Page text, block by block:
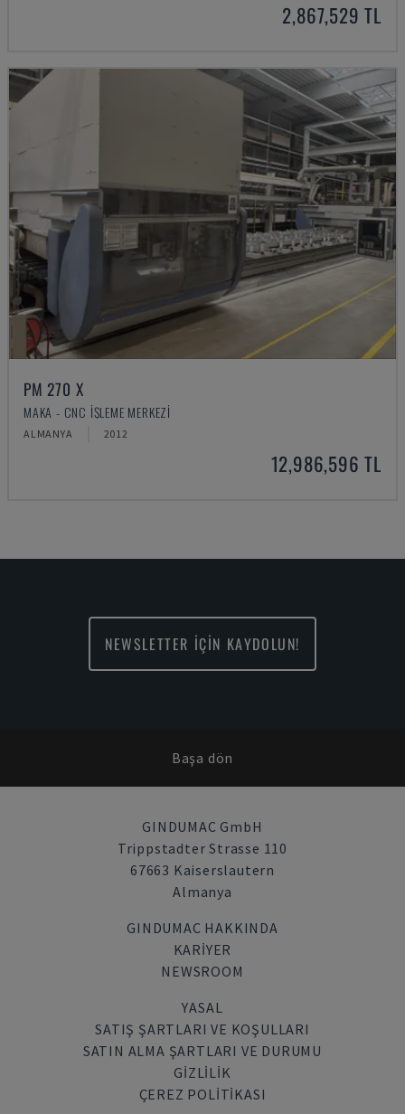
2,867,529 TL
PM 270 X
MAKA - CNC İŞLEME MERKEZI
ALMANYA 2012
12,986,596 TL
NEWSLETTER İÇİN KAYDOLUN!
Başa dön
GINDUMAC GmbH
Trippstadter Strasse 110
67663 Kaiserslautern
Almanya
GINDUMAC HAKKINDA
KARIYER
NEWSROOM
YASAL
SATIŞ ŞARTLARI VE KOŞULLARI
SATIN ALMA ŞARTLARI VE DURUMU
GİZLİLİK
ÇEREZ POLITIKASI